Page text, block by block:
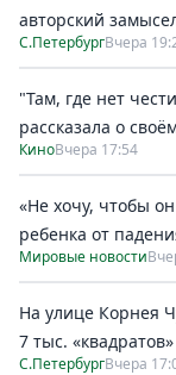
авторский
С.ПетербургВчера
"Там, где нет
рассказала о
КиноВчера 17:54
«Не хочу, чтобы
ребенка от
Мировые новости
На улице Корнея
7 тыс.
С.ПетербургВчера